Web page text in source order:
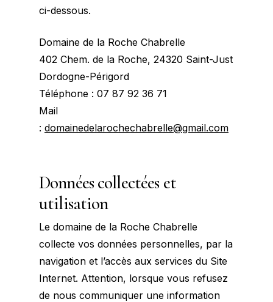
ci-dessous.
Domaine de la Roche Chabrelle
402 Chem. de la Roche, 24320 Saint-Just
Dordogne-Périgord
Téléphone : 07 87 92 36 71
Mail
: domainedelarochechabrelle@gmail.com
Données collectées et
utilisation
Le domaine de la Roche Chabrelle
collecte vos données personnelles, par la
navigation et l’accès aux services du Site
Internet. Attention, lorsque vous refusez
de nous communiquer une information